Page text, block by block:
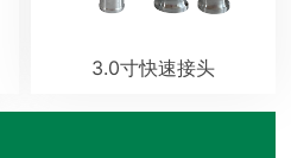
3.0寸快速接头